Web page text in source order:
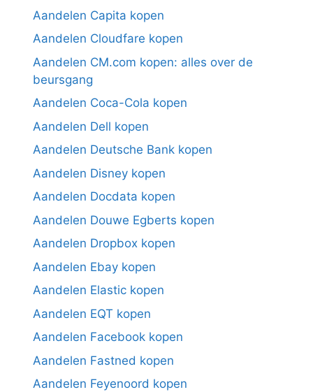
Aandelen Capita kopen
Aandelen Cloudfare kopen
Aandelen CM.com kopen: alles over de
beursgang
Aandelen Coca-Cola kopen
Aandelen Dell kopen
Aandelen Deutsche Bank kopen
Aandelen Disney kopen
Aandelen Docdata kopen
Aandelen Douwe Egberts kopen
Aandelen Dropbox kopen
Aandelen Ebay kopen
Aandelen Elastic kopen
Aandelen EQT kopen
Aandelen Facebook kopen
Aandelen Fastned kopen
Aandelen Feyenoord kopen